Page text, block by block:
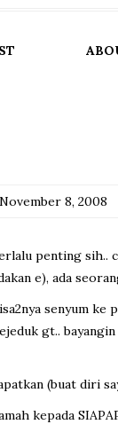
November 8, 2008
penting sih..
e), ada
senyum
gt..
(buat diri
kepada